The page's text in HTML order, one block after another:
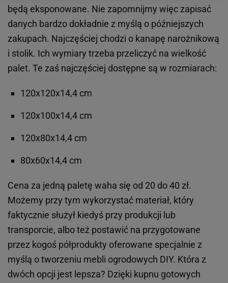
będą eksponowane. Nie zapomnijmy więc zapisać
danych bardzo dokładnie z myślą o późniejszych
zakupach. Najczęściej chodzi o kanapę narożnikową
i stolik. Ich wymiary trzeba przeliczyć na wielkość
palet. Te zaś najczęściej dostępne są w rozmiarach:
120x120x14,4 cm
120x100x14,4 cm
120x80x14,4 cm
80x60x14,4 cm
Cena za jedną paletę waha się od 20 do 40 zł.
Możemy przy tym wykorzystać materiał, który
faktycznie służył kiedyś przy produkcji lub
transporcie, albo też postawić na przygotowane
przez kogoś półprodukty oferowane specjalnie z
myślą o tworzeniu mebli ogrodowych DIY. Która z
dwóch opcji jest lepsza? Dzięki kupnu gotowych